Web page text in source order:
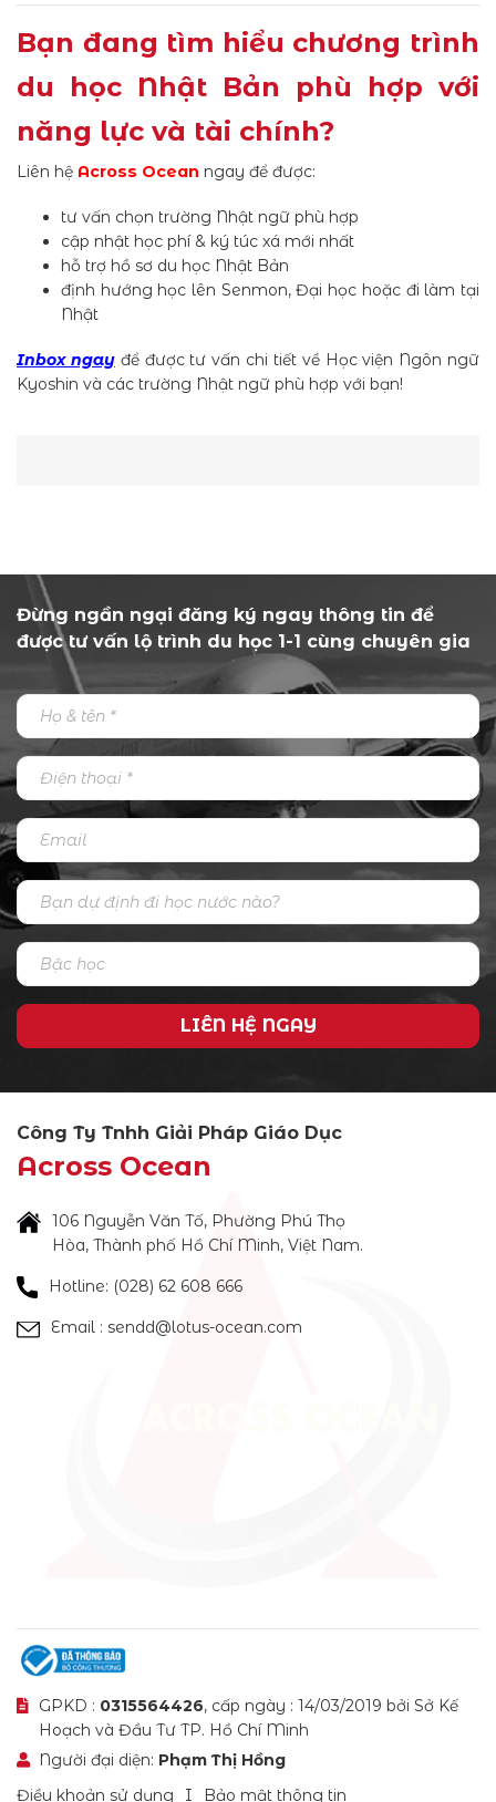
Bạn đang tìm hiểu chương trình
du học Nhật Bản phù hợp với
năng lực và tài chính?
Liên hệ Across Ocean ngay để được:
tư vấn chọn trường Nhật ngữ phù hợp
cập nhật học phí & ký túc xá mới nhất
hỗ trợ hồ sơ du học Nhật Bản
định hướng học lên Senmon, Đại học hoặc đi làm tại
Nhật
Inbox ngayđể được tư vấn chi tiết về Học viện Ngôn ngữ
Kyoshin và các trường Nhật ngữ phù hợp với bạn!
Đừng ngần ngại đăng ký ngay thông tin để
được tư vấn lộ trình du học 1-1 cùng chuyên gia
LIÊN HỆ NGAY
Công Ty Tnhh Giải Pháp Giáo Dục
Across Ocean
106 Nguyễn Văn Tố, Phường Phú Thọ
Hòa, Thành phố Hồ Chí Minh, Việt Nam.
Hotline: (028) 62 608 666
Email : sendd@lotus-ocean.com
GPKD : 0315564426, cấp ngày : 14/03/2019 bởi Sở Kế
Hoạch và Đầu Tư TP. Hồ Chí Minh
Người đại diện: Phạm Thị Hồng
Điều khoản sử dụng
Bảo mật thông tin